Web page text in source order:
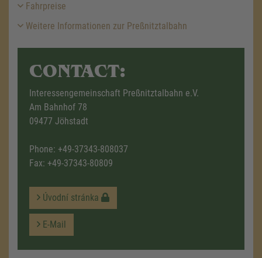
Fahrpreise
Weitere Informationen zur Preßnitztalbahn
CONTACT:
Interessengemeinschaft Preßnitztalbahn e.V.
Am Bahnhof 78
09477 Jöhstadt
Phone: +49-37343-808037
Fax: +49-37343-80809
Úvodní stránka
E-Mail